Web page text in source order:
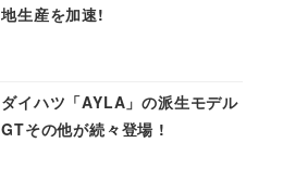
地生産を加速!
ダイハツ「AYLA」の派生モデル
GTその他が続々登場 !